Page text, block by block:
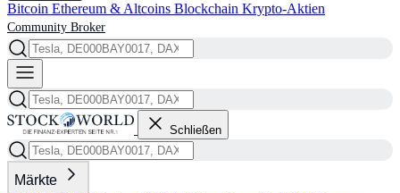
Bitcoin Ethereum & Altcoins Blockchain Krypto-Aktien
Community Broker
Schließen
Märkte